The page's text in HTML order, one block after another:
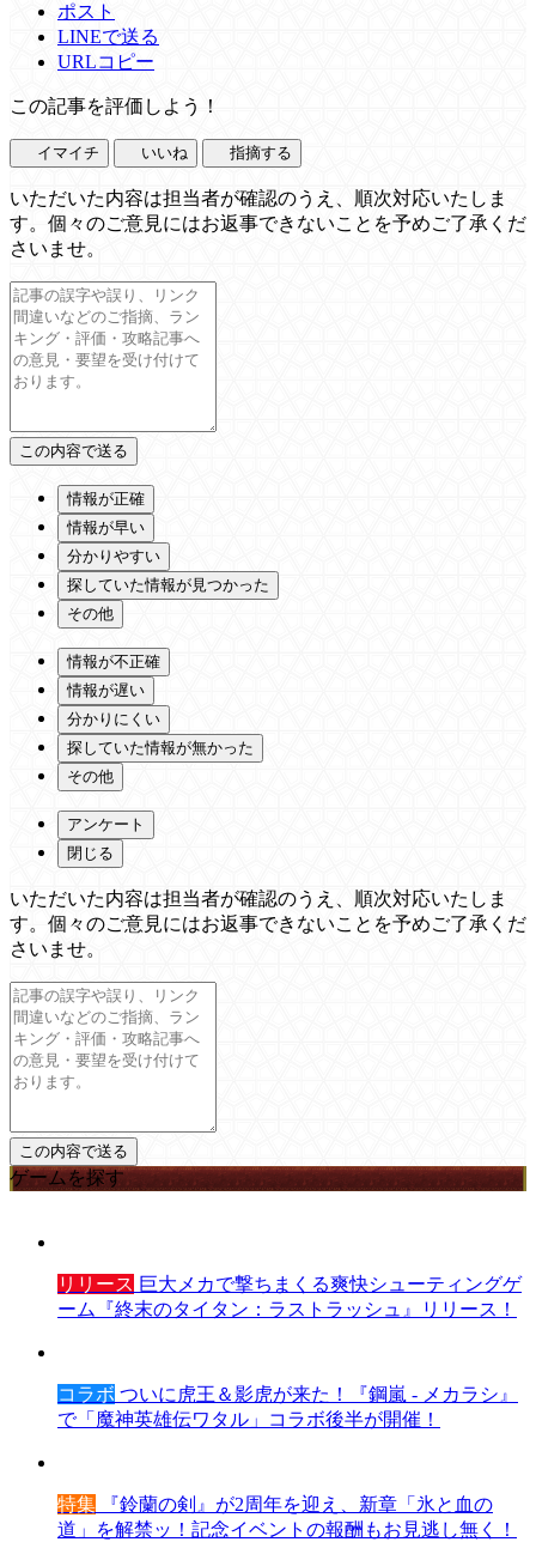
ポスト
LINEで送る
URLコピー
この記事を評価しよう！
イマイチ いいね 指摘する
いただいた内容は担当者が確認のうえ、順次対応いたしま
す。個々のご意見にはお返事できないことを予めご了承くだ
さいませ。
情報が正確
情報が早い
分かりやすい
探していた情報が見つかった
その他
情報が不正確
情報が遅い
分かりにくい
探していた情報が無かった
その他
アンケート
閉じる
いただいた内容は担当者が確認のうえ、順次対応いたしま
す。個々のご意見にはお返事できないことを予めご了承くだ
さいませ。
ゲームを探す
リリース 巨大メカで撃ちまくる爽快シューティングゲ
ーム『終末のタイタン：ラストラッシュ』リリース！
コラボ ついに虎王＆影虎が来た！『鋼嵐 - メカラシ』
で「魔神英雄伝ワタル」コラボ後半が開催！
特集 『鈴蘭の剣』が2周年を迎え、新章「氷と血の
道」を解禁ッ！記念イベントの報酬もお見逃し無く！